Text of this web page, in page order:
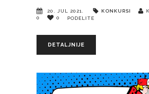
20. JUL 2021. KONKURSI
0
0 PODELITE
DETALJNIJE